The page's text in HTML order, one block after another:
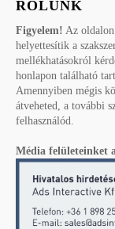
RÓLUNK
Figyelem! Az
helyettesítik a
mellékhatásokról
honlapon található
Amennyiben mégis
átveheted, a további
felhasználód.
Média felületeinket